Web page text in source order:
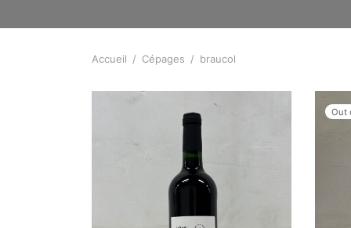
Accueil / Cépages / braucol
Out